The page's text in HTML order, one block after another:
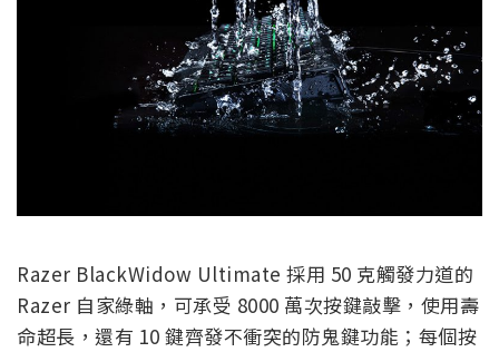
Razer BlackWidow Ultimate 採用 50 克觸發力道的
Razer 自家綠軸，可承受 8000 萬次按鍵敲擊，使用壽
命超長，還有 10 鍵齊發不衝突的防鬼鍵功能；每個按